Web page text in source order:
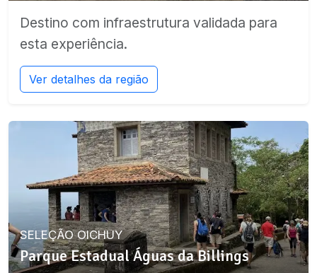
Destino com infraestrutura validada para
esta experiência.
Ver detalhes da região
SELEÇÃO OICHUY
Parque Estadual Águas da Billings